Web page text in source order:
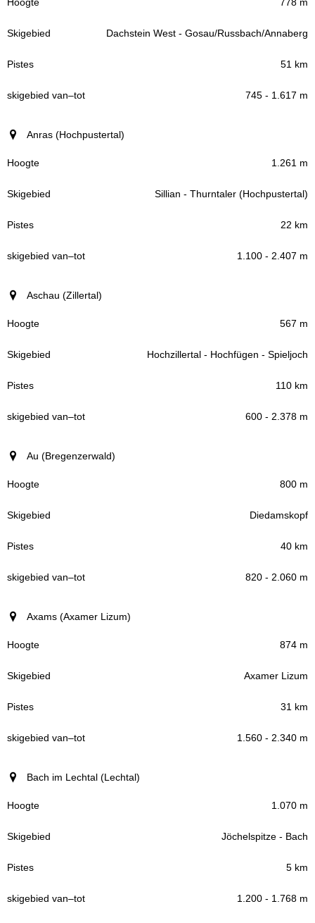
Dachstein West - Gosau/Russbach/Annaberg
51 km
745 - 1.617 m
Anras (Hochpustertal)
1.261 m
Sillian - Thurntaler (Hochpustertal)
22 km
1.100 - 2.407 m
Aschau (Zillertal)
567 m
Hochzillertal - Hochfügen - Spieljoch
110 km
600 - 2.378 m
Au (Bregenzerwald)
800 m
Diedamskopf
40 km
820 - 2.060 m
Axams (Axamer Lizum)
874 m
Axamer Lizum
31 km
1.560 - 2.340 m
Bach im Lechtal (Lechtal)
1.070 m
Jöchelspitze - Bach
5 km
1.200 - 1.768 m